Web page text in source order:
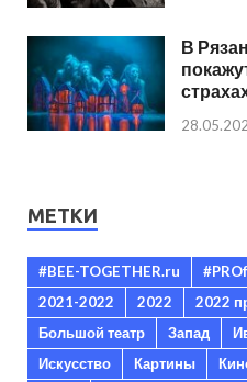
В
МЕТКИ
#BEE-TOGETHER.ru
2021-2022
2022 2022
Большой театр
Запад
Искусство
Картины